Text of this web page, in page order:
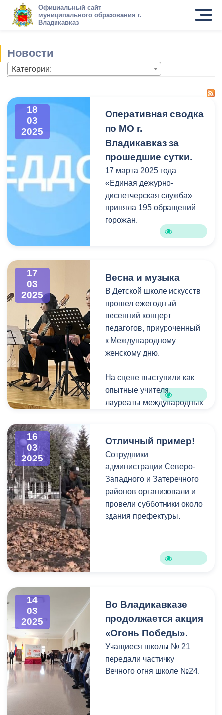
Официальный сайт
муниципального образования г.
Владикавказ
Новости
Категории:
18
03
2025
Оперативная сводка
по МО г.
Владикавказ за
прошедшие сутки.
17 марта 2025 года
«Единая дежурно-
диспетчерская служба»
приняла 195 обращений
горожан.
17
03
2025
Весна и музыка
В Детской школе искусств
прошел ежегодный
весенний концерт
педагогов, приуроченный
к Международному
женскому дню.
На сцене выступили как
опытные учителя,
лауреаты международных
молодые преподаватели.
В программе концерта
прозвучали произведения
зарубежных, русских и
отечественных
композиторов.
концертная программа
традиционных весенних
соответствует весеннем
16
03
2025
Отличный пример!
Сотрудники
администрации Северо-
Западного и Затеречного
районов организовали и
провели субботники около
здания префектуры.
14
03
2025
Во Владикавказе
продолжается акция
«Огонь Победы».
Учащиеся школы № 21
передали частичку
Вечного огня школе №24.